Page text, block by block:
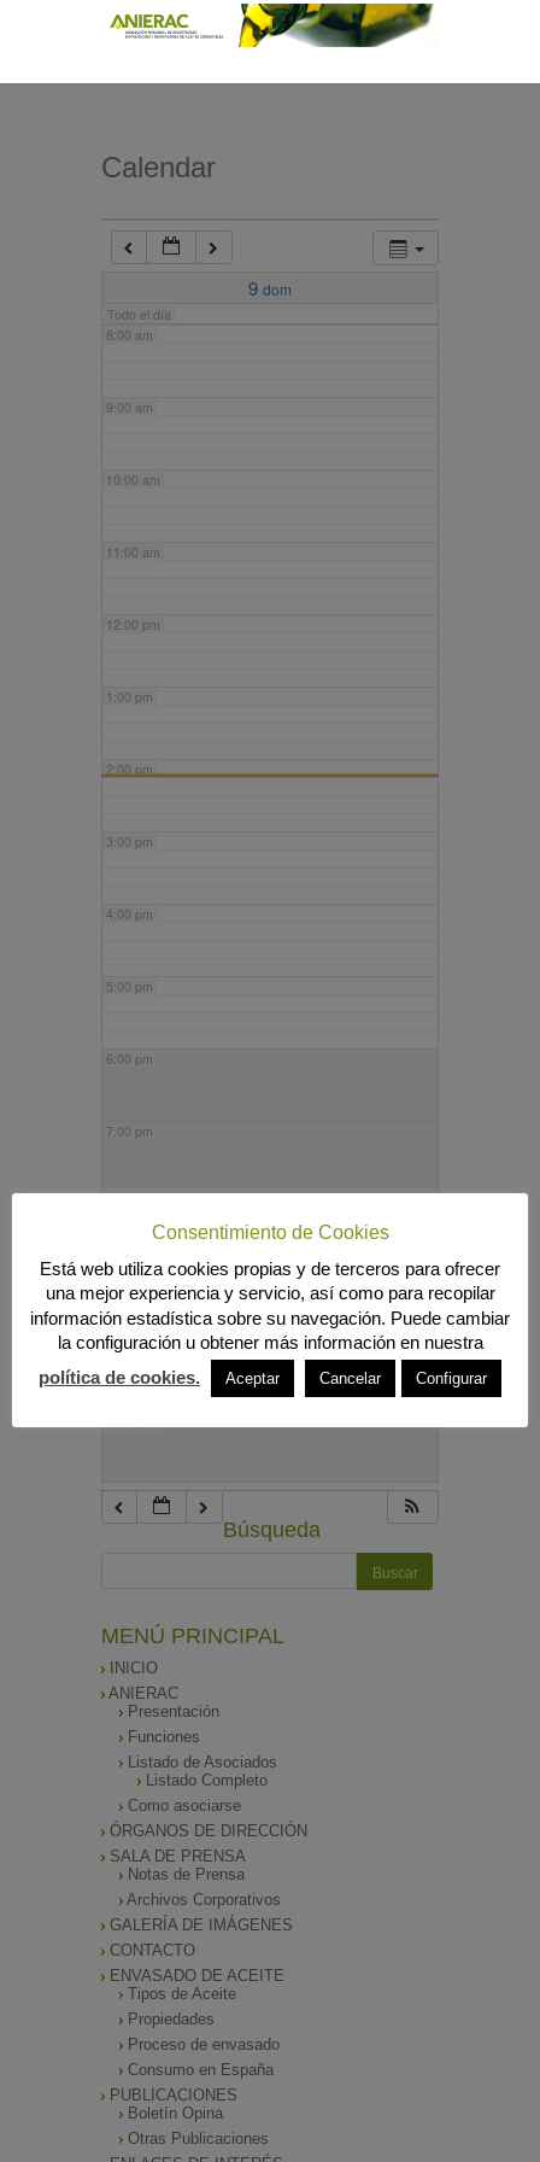
Calendar
9 dom
Todo el día
7:00 am
8:00 am
9:00 am
10:00 am
11:00 am
12:00 pm
1:00 pm
2:00 pm
3:00 pm
4:00 pm
5:00 pm
6:00 pm
7:00 pm
9:00 pm
10:00 pm
Búsqueda
MENÚ PRINCIPAL
INICIO
ANIERAC
Presentación
Funciones
Listado de Asociados
Listado Completo
Como asociarse
ÓRGANOS DE DIRECCIÓN
SALA DE PRENSA
Notas de Prensa
Archivos Corporativos
GALERÍA DE IMÁGENES
CONTACTO
ENVASADO DE ACEITE
Tipos de Aceite
Propiedades
Proceso de envasado
Consumo en España
PUBLICACIONES
Boletín Opina
Otras Publicaciones
Consentimiento de Cookies
Está web utiliza cookies propias y de terceros para ofrecer
una mejor experiencia y servicio, así como para recopilar
información estadística sobre su navegación. Puede cambiar
la configuración u obtener más información en nuestra
política de cookies.
Aceptar Cancelar Configurar